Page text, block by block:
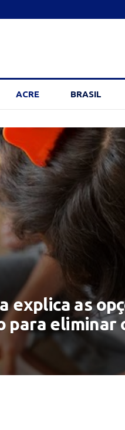
ACRE BRASIL
explica as
para eliminar